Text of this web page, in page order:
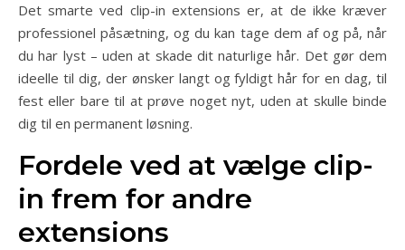
Det smarte ved clip-in extensions er, at de ikke kræver
professionel påsætning, og du kan tage dem af og på, når
du har lyst – uden at skade dit naturlige hår. Det gør dem
ideelle til dig, der ønsker langt og fyldigt hår for en dag, til
fest eller bare til at prøve noget nyt, uden at skulle binde
dig til en permanent løsning.
Fordele ved at vælge clip-
in frem for andre
extensions